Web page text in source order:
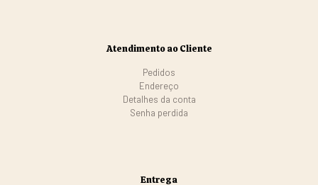
Atendimento ao Cliente
Pedidos
Endereço
Detalhes da conta
Senha perdida
Entrega